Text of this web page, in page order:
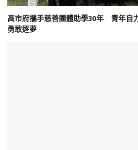
高市府攜手慈善團體助學30年 青年自
勇敢逐夢